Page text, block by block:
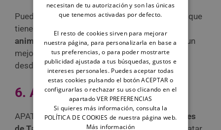
Puedes consultar en su sitio web los animales que
tienen en adopción, como peludos, gatos o
animales exóticos. Por tanto, si quieres tener un
mejor amigo peludo, esta es otra entidad ideal
desde donde adoptar perros en Zaragoza.
6. APATA
APATA es laAsociación Protectora de Animales
necesitan de tu autorización y son las únicas
que tenemos activadas por defecto.
El resto de cookies sirven para mejorar
nuestra página, para personalizarla en base a
tus preferencias, o para poder mostrarte
publicidad ajustada a tus búsquedas, gustos e
intereses personales. Puedes aceptar todas
estas cookies pulsando el botón ACEPTAR o
configurarlas o rechazar su uso clicando en el
apartado VER PREFERENCIAS
Si quieres más información, consulta la
POLÍTICA DE COOKIES de nuestra página web.
Más información